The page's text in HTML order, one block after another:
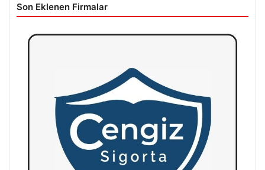
Son Eklenen Firmalar